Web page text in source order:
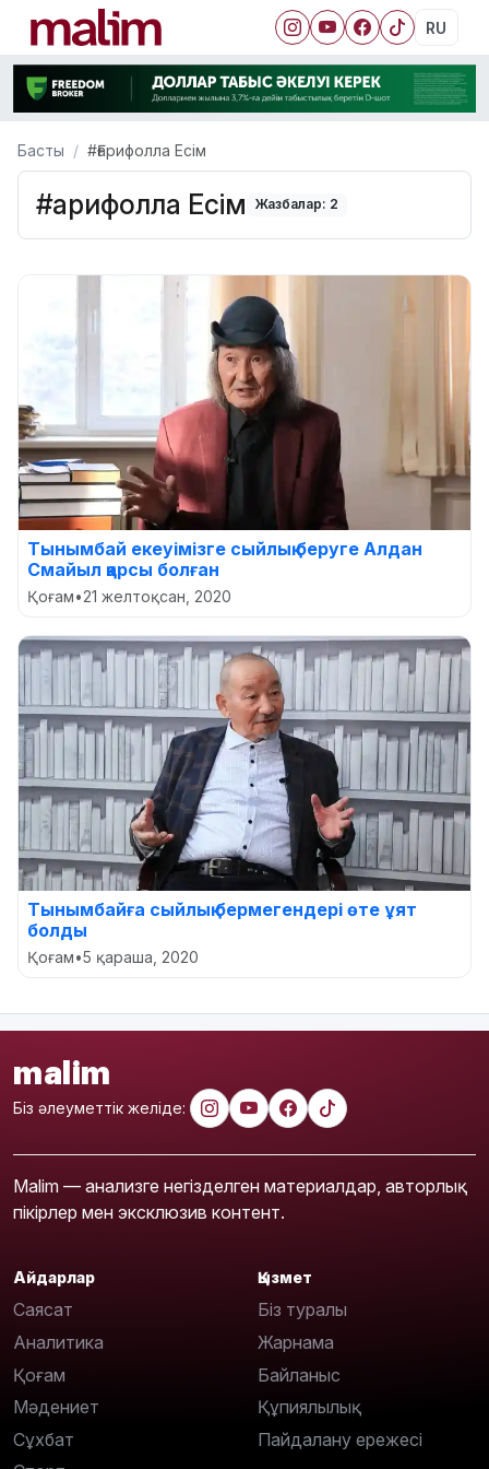
RU
Басты #Ғарифолла Есім
#Ғарифолла Есім Жазбалар: 2
Тынымбай екеуімізге сыйлық беруге Алдан
Смайыл қарсы болған
Қоғам•21 желтоқсан, 2020
Тынымбайға сыйлық бермегендері өте ұят
болды
Қоғам•5 қараша, 2020
malim
Біз әлеуметтік желіде:
Malim — анализге негізделген материалдар, авторлық
пікірлер мен эксклюзив контент.
Айдарлар
Саясат
Аналитика
Қоғам
Мәдениет
Сұхбат
Қызмет
Біз туралы
Жарнама
Байланыс
Құпиялылық
Пайдалану ережесі